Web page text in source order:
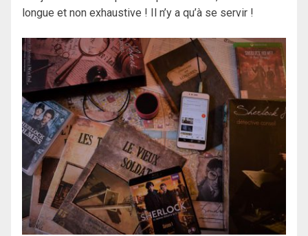
longue et non exhaustive ! Il n’y a qu’à se servir !